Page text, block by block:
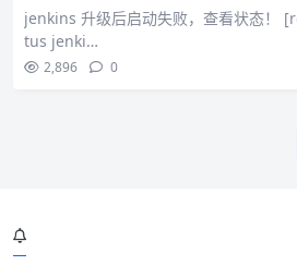
jenkins 升级后启动失败，查看状态！
tus jenki…
2,896 0